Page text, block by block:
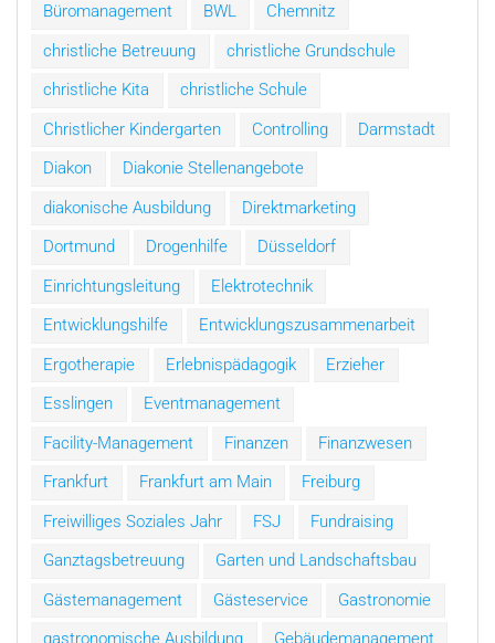
Büromanagement
BWL
Chemnitz
christliche Betreuung
christliche Grundschule
christliche Kita
christliche Schule
Christlicher Kindergarten
Controlling
Darmstadt
Diakon
Diakonie Stellenangebote
diakonische Ausbildung
Direktmarketing
Dortmund
Drogenhilfe
Düsseldorf
Einrichtungsleitung
Elektrotechnik
Entwicklungshilfe
Entwicklungszusammenarbeit
Ergotherapie
Erlebnispädagogik
Erzieher
Esslingen
Eventmanagement
Facility-Management
Finanzen
Finanzwesen
Frankfurt
Frankfurt am Main
Freiburg
Freiwilliges Soziales Jahr
FSJ
Fundraising
Ganztagsbetreuung
Garten und Landschaftsbau
Gästemanagement
Gästeservice
Gastronomie
gastronomische Ausbildung
Gebäudemanagement